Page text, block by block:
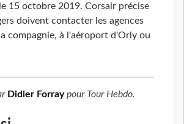
15 octobre 2019. Corsair précise
doivent contacter les agences
compagnie, à l'aéroport d'Orly ou
Didier Forraypour Tour Hebdo.